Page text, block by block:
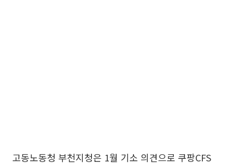
고동노동청 부천지청은 1월 기소 의견으로 쿠팡CFS